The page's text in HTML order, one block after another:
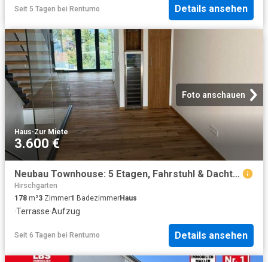
Seit 5 Tagen bei Rentumo Details ansehen
Foto anschauen
Haus·Zur Miete
3.600 €
Neubau Townhouse: 5 Etagen, Fahrstuhl & Dachterrasse – Wohnen & Arbeiten, Erstbezug Berlin
Hirschgarten
178 m²3 Zimmer1 BadezimmerHaus
·Terrasse·Aufzug
Seit 6 Tagen bei Rentumo Details ansehen